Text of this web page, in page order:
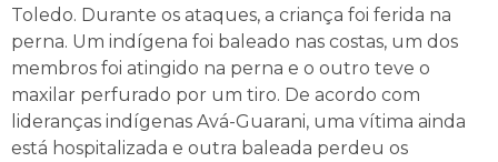
Toledo. Durante os ataques, a criança foi ferida na
perna. Um indígena foi baleado nas costas, um dos
membros foi atingido na perna e o outro teve o
maxilar perfurado por um tiro. De acordo com
lideranças indígenas Avá-Guarani, uma vítima ainda
está hospitalizada e outra baleada perdeu os